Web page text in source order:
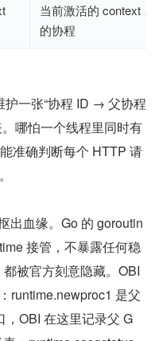
当前激活的 context，
的协程
护一张“协程 ID → 父协程
哪怕一个线程里同时有
准确判断每个 HTTP 请
出血缘。Go 的 goroutin
接管，不暴露任何稳
被官方刻意隐藏。OBI
runtime.newproc1 是父
，OBI 在这里记录父 G